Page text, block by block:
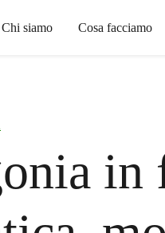
Chi siamo Cosa facciamo